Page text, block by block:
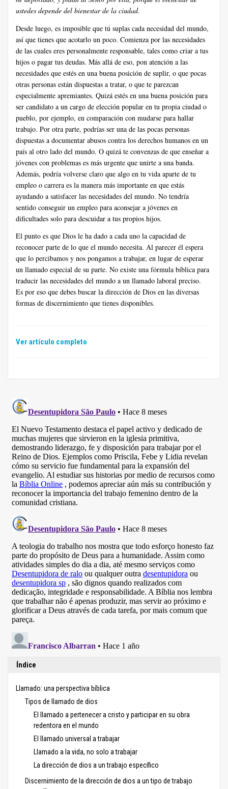
ustedes depende del bienestar de la ciudad.
Desde luego, es imposible que tú suplas cada necesidad del mundo,
así que tienes que acotarlo un poco. Comienza por las necesidades
de las cuales eres personalmente responsable, tales como criar a tus
hijos o pagar tus deudas. Más allá de eso, pon atención a las
necesidades que estés en una buena posición de suplir, o que pocas
otras personas están dispuestas a tratar, o que te parezcan
especialmente apremiantes. Quizá estés en una buena posición para
ser candidato a un cargo de elección popular en tu propia ciudad o
pueblo, por ejemplo, en comparación con mudarse para hallar
trabajo. Por otra parte, podrías ser una de las pocas personas
dispuestas a documentar abusos contra los derechos humanos en un
país al otro lado del mundo. O quizá te convenzas de que enseñar a
jóvenes con problemas es más urgente que unirte a una banda.
Además, podría volverse claro que algo en tu vida aparte de tu
empleo o carrera es la manera más importante en que estás
ayudando a satisfacer las necesidades del mundo. No tendría
sentido conseguir un empleo para aconsejar a jóvenes en
dificultades solo para descuidar a tus propios hijos.
El punto es que Dios le ha dado a cada uno la capacidad de
reconocer parte de lo que el mundo necesita. Al parecer él espera
que lo percibamos y nos pongamos a trabajar, en lugar de esperar
un llamado especial de su parte. No existe una fórmula bíblica para
traducir las necesidades del mundo a un llamado laboral preciso.
Es por eso que debes buscar la dirección de Dios en las diversas
formas de discernimiento que tienes disponibles.
Ver artículo completo
Índice
Llamado: una perspectiva bíblica
Tipos de llamado de dios
El llamado a pertenecer a cristo y participar en su obra
redentora en el mundo
El llamado universal a trabajar
Llamado a la vida, no solo a trabajar
La dirección de dios a un trabajo específico
Discernimiento de la dirección de dios a un tipo de trabajo